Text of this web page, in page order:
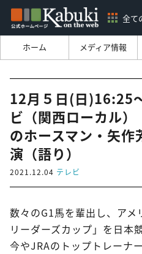
全て
ホーム メディア情報
12月５日(日
ビ（関西ローカル
のホースマン・矢作
演（語り）
2021.12.04 テレビ
数々のG1馬を輩出し、ア
リーダーズカップ」を日本
今やJRAのトップトレーナ